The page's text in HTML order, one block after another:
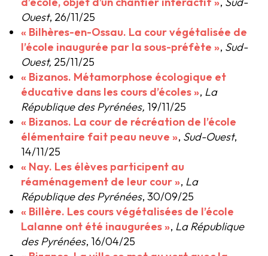
Ouest, 26/11/25
« Bilhères-en-Ossau. La cour végétalisée de
l’école inaugurée par la sous-préfète », Sud-
Ouest, 25/11/25
« Bizanos. Métamorphose écologique et
éducative dans les cours d’écoles », La
République des Pyrénées, 19/11/25
« Bizanos. La cour de récréation de l’école
élémentaire fait peau neuve », Sud-Ouest,
14/11/25
« Nay. Les élèves participent au
réaménagement de leur cour », La
République des Pyrénées, 30/09/25
« Billère. Les cours végétalisées de l’école
Lalanne ont été inaugurées », La République
des Pyrénées, 16/04/25